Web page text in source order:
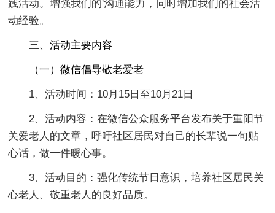
践活动。增强我们的'沟通能力，同时增加我们的社会活
动经验。
三、活动主要内容
（一）微信倡导敬老爱老
1、活动时间：10月15日至10月21日
2、活动内容：在微信公众服务平台发布关于重阳节
关爱老人的文章，呼吁社区居民对自己的长辈说一句贴
心话，做一件暖心事。
3、活动目的：强化传统节日意识，培养社区居民关
心老人、敬重老人的良好品质。